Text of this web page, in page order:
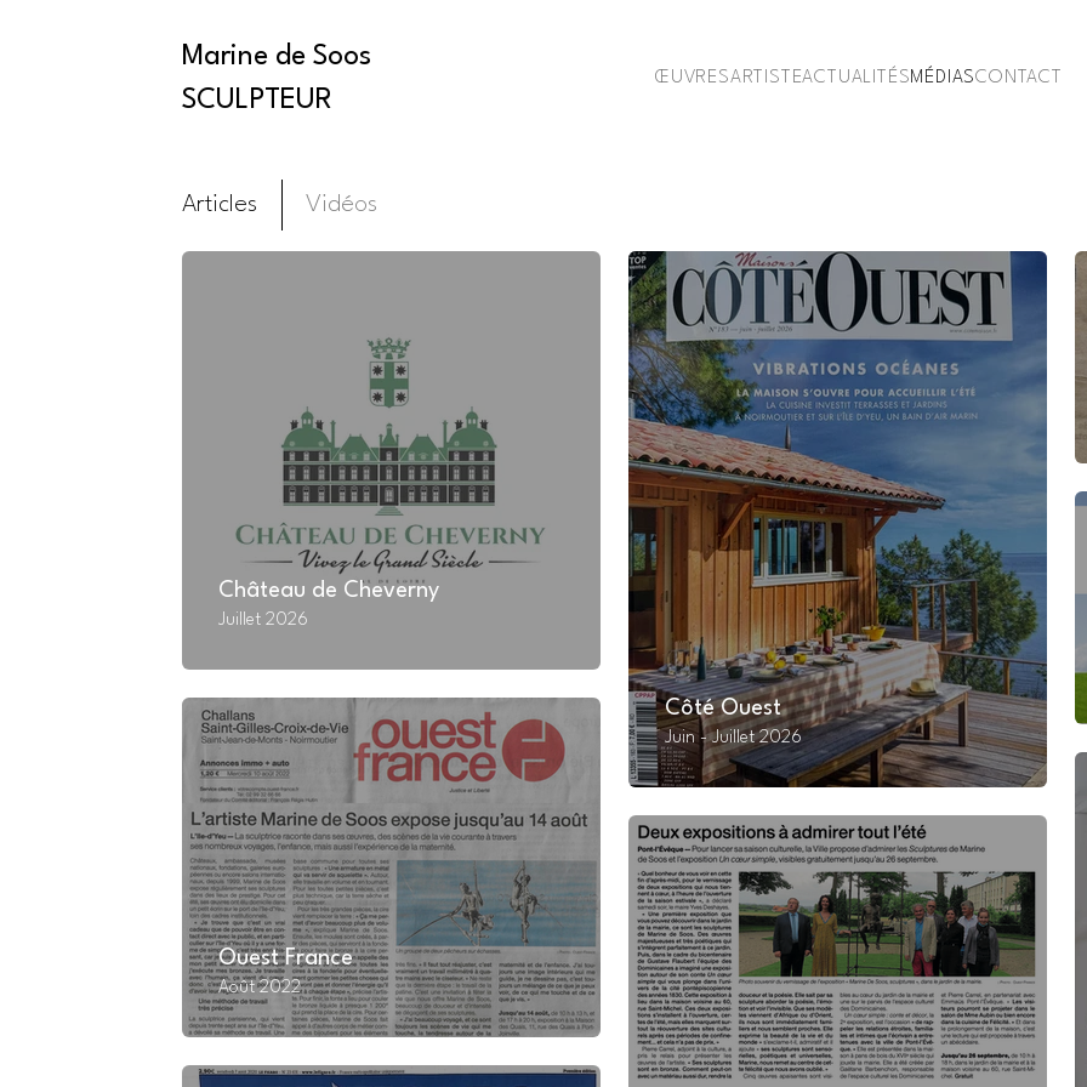
Marine de Soos
SCULPTEUR
ŒUVRESARTISTEACTUALITÉSMÉDIASCONTACT
Articles Vidéos
Château de Cheverny
Juillet 2026
Côté Ouest
Juin - Juillet 2026
Ouest France
Août 2022